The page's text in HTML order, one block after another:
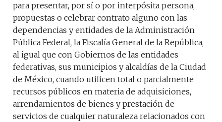
para presentar, por sí o por interpósita persona,
propuestas o celebrar contrato alguno con las
dependencias y entidades de la Administración
Pública Federal, la Fiscalía General de la República,
al igual que con Gobiernos de las entidades
federativas, sus municipios y alcaldías de la Ciudad
de México, cuando utilicen total o parcialmente
recursos públicos en materia de adquisiciones,
arrendamientos de bienes y prestación de
servicios de cualquier naturaleza relacionados con